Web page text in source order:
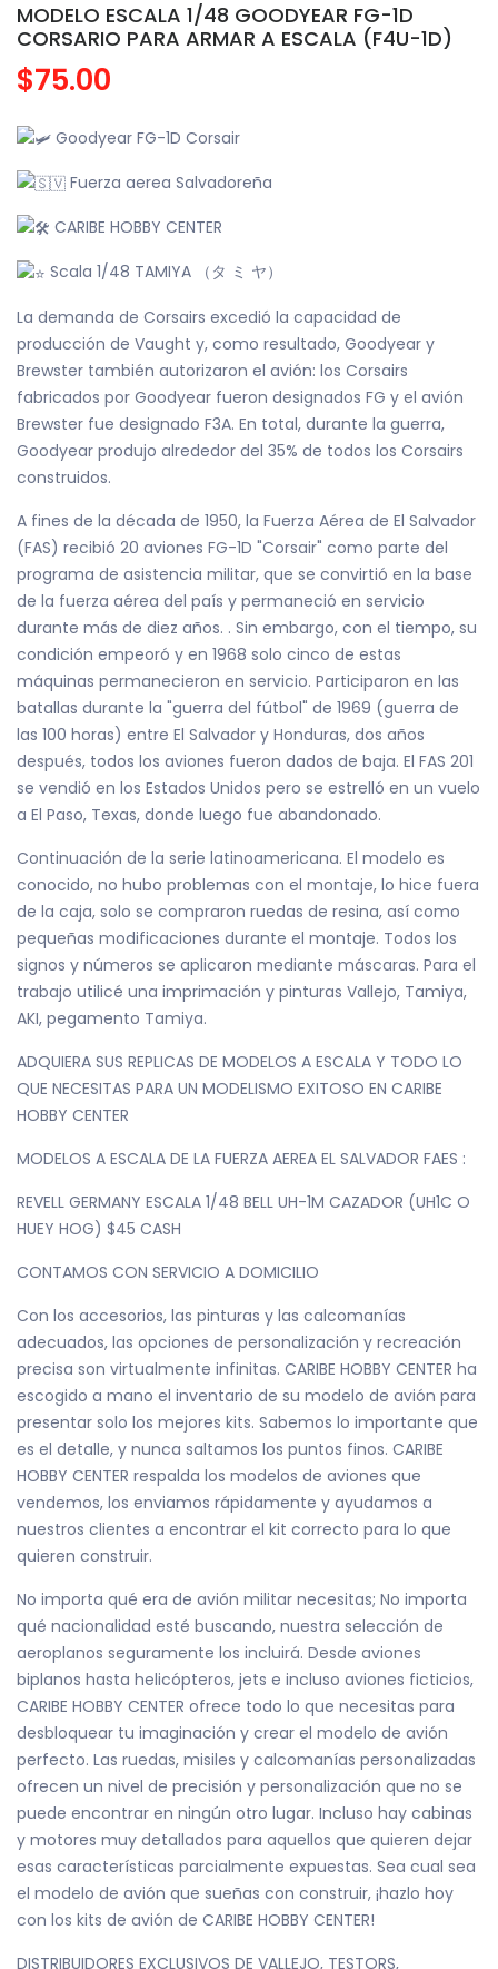
MODELO ESCALA 1/48 GOODYEAR FG-1D
CORSARIO PARA ARMAR A ESCALA (F4U-1D)
$75.00
Goodyear FG-1D Corsair
Fuerza aerea Salvadoreña
CARIBE HOBBY CENTER
Scala 1/48 TAMIYA （タ ミ ヤ）
La demanda de Corsairs excedió la capacidad de
producción de Vaught y, como resultado, Goodyear y
Brewster también autorizaron el avión: los Corsairs
fabricados por Goodyear fueron designados FG y el avión
Brewster fue designado F3A. En total, durante la guerra,
Goodyear produjo alrededor del 35% de todos los Corsairs
construidos.
A fines de la década de 1950, la Fuerza Aérea de El Salvador
(FAS) recibió 20 aviones FG-1D "Corsair" como parte del
programa de asistencia militar, que se convirtió en la base
de la fuerza aérea del país y permaneció en servicio
durante más de diez años. . Sin embargo, con el tiempo, su
condición empeoró y en 1968 solo cinco de estas
máquinas permanecieron en servicio. Participaron en las
batallas durante la "guerra del fútbol" de 1969 (guerra de
las 100 horas) entre El Salvador y Honduras, dos años
después, todos los aviones fueron dados de baja. El FAS 201
se vendió en los Estados Unidos pero se estrelló en un vuelo
a El Paso, Texas, donde luego fue abandonado.
Continuación de la serie latinoamericana. El modelo es
conocido, no hubo problemas con el montaje, lo hice fuera
de la caja, solo se compraron ruedas de resina, así como
pequeñas modificaciones durante el montaje. Todos los
signos y números se aplicaron mediante máscaras. Para el
trabajo utilicé una imprimación y pinturas Vallejo, Tamiya,
AKI, pegamento Tamiya.
ADQUIERA SUS REPLICAS DE MODELOS A ESCALA Y TODO LO
QUE NECESITAS PARA UN MODELISMO EXITOSO EN CARIBE
HOBBY CENTER
MODELOS A ESCALA DE LA FUERZA AEREA EL SALVADOR FAES :
REVELL GERMANY ESCALA 1/48 BELL UH-1M CAZADOR (UH1C O
HUEY HOG) $45 CASH
CONTAMOS CON SERVICIO A DOMICILIO
Con los accesorios, las pinturas y las calcomanías
adecuados, las opciones de personalización y recreación
precisa son virtualmente infinitas. CARIBE HOBBY CENTER ha
escogido a mano el inventario de su modelo de avión para
presentar solo los mejores kits. Sabemos lo importante que
es el detalle, y nunca saltamos los puntos finos. CARIBE
HOBBY CENTER respalda los modelos de aviones que
vendemos, los enviamos rápidamente y ayudamos a
nuestros clientes a encontrar el kit correcto para lo que
quieren construir.
No importa qué era de avión militar necesitas; No importa
qué nacionalidad esté buscando, nuestra selección de
aeroplanos seguramente los incluirá. Desde aviones
biplanos hasta helicópteros, jets e incluso aviones ficticios,
CARIBE HOBBY CENTER ofrece todo lo que necesitas para
desbloquear tu imaginación y crear el modelo de avión
perfecto. Las ruedas, misiles y calcomanías personalizadas
ofrecen un nivel de precisión y personalización que no se
puede encontrar en ningún otro lugar. Incluso hay cabinas
y motores muy detallados para aquellos que quieren dejar
esas características parcialmente expuestas. Sea cual sea
el modelo de avión que sueñas con construir, ¡hazlo hoy
con los kits de avión de CARIBE HOBBY CENTER!
DISTRIBUIDORES EXCLUSIVOS DE VALLEJO, TESTORS,